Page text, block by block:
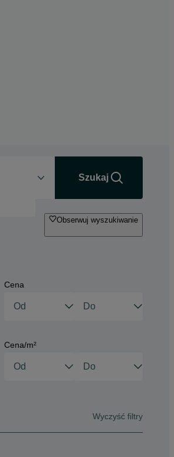
Szukaj
Obserwuj wyszukiwanie
Cena
Cena/m²
Wyczyść filtry